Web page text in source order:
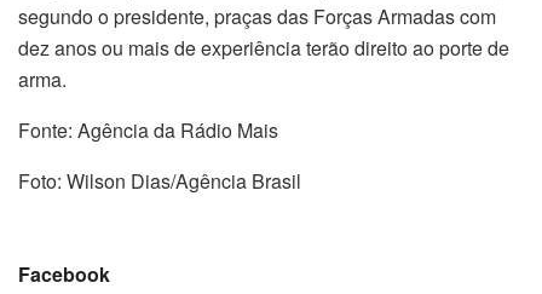
segundo o presidente, praças das Forças Armadas com
dez anos ou mais de experiência terão direito ao porte de
arma.
Fonte: Agência da Rádio Mais
Foto: Wilson Dias/Agência Brasil
Facebook